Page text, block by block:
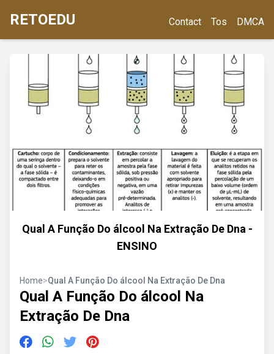
RETOEDU Contact Tos DMCA
Qual A Função Do álcool Na Extração De Dna -
ENSINO
Home>Qual A Função Do álcool Na Extração De Dna
Qual A Função Do álcool Na
Extração De Dna